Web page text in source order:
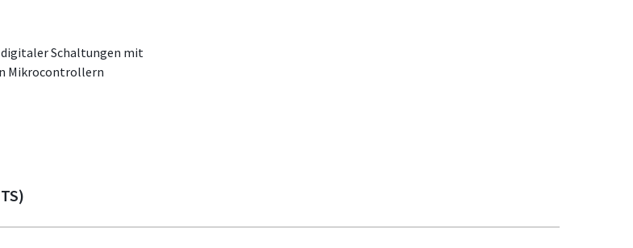
Schaltungen mit
Mikrocontrollern